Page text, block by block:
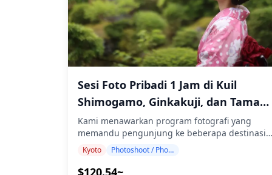
kursi roda ・Dekat dengan transportasi umum !
[]
(https://assets.hldycdn.com/experiences/
![]
(https://assets.hldycdn.com/experiences/
![]
![]
(https://assets.hldycdn.com/experiences/
(https://assets.hldycdn.com/experiences/
pengalaman yang intim dan otentik ・Nikmati
hidangan khas lokal Kyoto yang mewah,
termasuk obanzai, tofu kaiseki, dan koktail
matcha ・Pelajari tentang budaya tradisional
dan etika makan dari pemandu Anda ・
kehidupan malam Gion yang elegan, salah satu
distrik geisha paling terkenal di Jepang, atau
pesona bersejarah Higashiyama ◆Termasuk ・2
minuman di setiap 3 tempat (total 6 minuman)
・Makan malam: hidangan izakaya dan
hidangan khas lokal ・Kunjungi 2–3 tempat —
seperti warung makan, izakaya, atau bar —
bersama dengan pemandu lokal ◆Tidak
Termasuk ・Penjemputan dan pengantaran
Sesi Foto Pribadi 1 Jam di Kuil
Shimogamo, Ginkakuji, dan Taman
Istana Kekaisaran Kyoto
Kami menawarkan program fotografi yang
memandu pengunjung ke beberapa destinasi
paling sakral dan indah di Kyoto, termasuk Kuil
Shimogamo, Ginkakuji (Paviliun Perak), dan
Taman Istana Kekaisaran Kyoto. Dipandu oleh
Kyoto Photoshoot / Photo tour
$120.54~